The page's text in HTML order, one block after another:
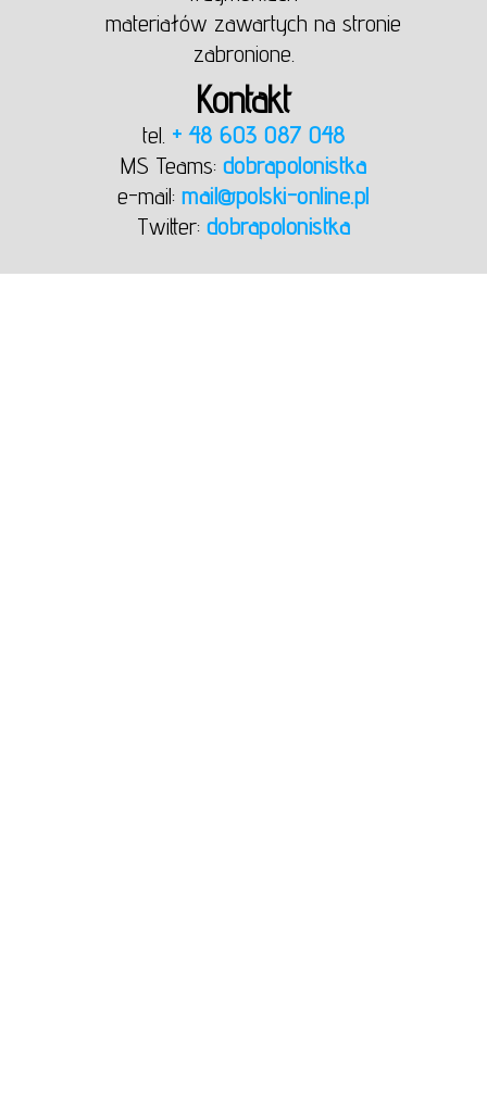
materiałów zawartych na stronie
zabronione.
Kontakt
tel. + 48 603 087 048
MS Teams: dobrapolonistka
e-mail:mail@polski-online.pl
Twitter: dobrapolonistka